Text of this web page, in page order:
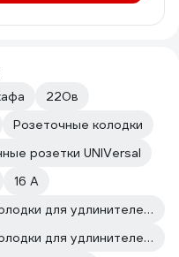
220в
Розеточные колодки
розетки UNIVersal
16 А
С заземлением (розеточные колодки для удлинителей и сетевых фильтров)
С заземлением (розеточные колодки для удлинителей и сетевых фильтров)